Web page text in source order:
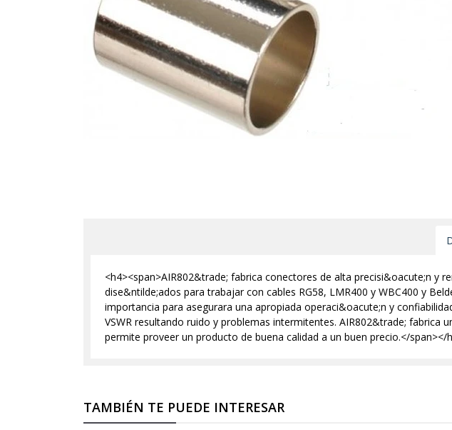
<h4><span>AIR802&trade; fabrica conectores de alta precisi&oacute;n y
dise&ntilde;ados para trabajar con cables RG58, LMR400 y WBC400 y
importancia para asegurara una apropiada operaci&oacute;n y
VSWR resultando ruido y problemas intermitentes. AIR802&trade;
permite proveer un producto de buena calidad a un buen precio.</span></
TAMBIÉN TE PUEDE INTERESAR